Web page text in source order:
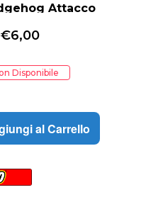
Attacco
€6,00
Disponibile
al Carrello